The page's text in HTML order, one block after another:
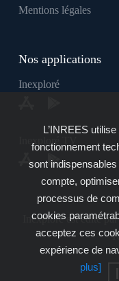
Mentions légales
Nos applications
Inexploré
Inexploré TV
Inexploré est édité
L’INREES
fonctionnement
sont
compte,
processus de
cookies
acceptez ces
expérience de
plus]